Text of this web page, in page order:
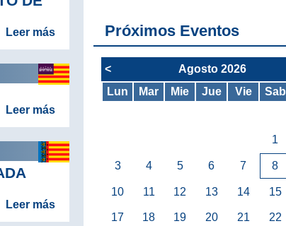
Leer más
Leer más
Leer más
Próximos Eventos
< Agosto 2026
Lun
Mar Mie Jue Vie Sab
1
3 4 5 6 7 8
10 11 12 13 14 15
17 18 19 20 21 22